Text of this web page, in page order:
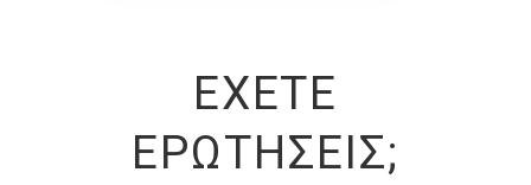
ΈΧΕΤΕ
ΕΡΩΤΉΣΕΙΣ;